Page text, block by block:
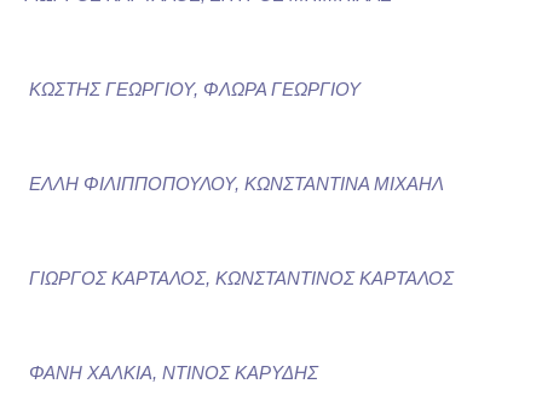
ΚΩΣΤΗΣ ΓΕΩΡΓΙΟΥ, ΦΛΩΡΑ ΓΕΩΡΓΙΟΥ
ΕΛΛΗ ΦΙΛΙΠΠΟΠΟΥΛΟΥ, ΚΩΝΣΤΑΝΤΙΝΑ ΜΙΧΑΗΛ
ΓΙΩΡΓΟΣ ΚΑΡΤΑΛΟΣ, ΚΩΝΣΤΑΝΤΙΝΟΣ ΚΑΡΤΑΛΟΣ
ΦΑΝΗ ΧΑΛΚΙΑ, ΝΤΙΝΟΣ ΚΑΡΥΔΗΣ